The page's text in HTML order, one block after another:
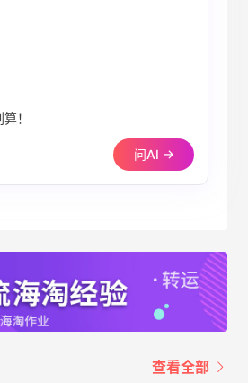
！
问AI →
查看全部
：折扣区时尚上新热卖 关注
TOTEME、ZIMMERMAN 等
Mytheresa
Macy's